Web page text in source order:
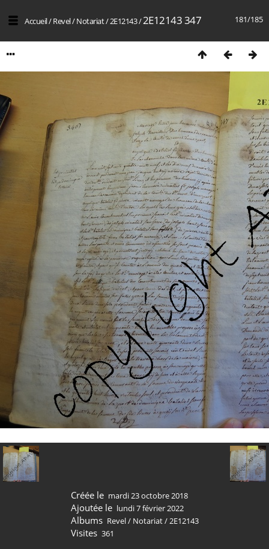
181/185
Accueil/Revel/Notariat/2E12143/2E12143 347
Créée le mardi 23 octobre 2018
Ajoutée le lundi 7 février 2022
Albums Revel/ Notariat/2E12143
Visites 361